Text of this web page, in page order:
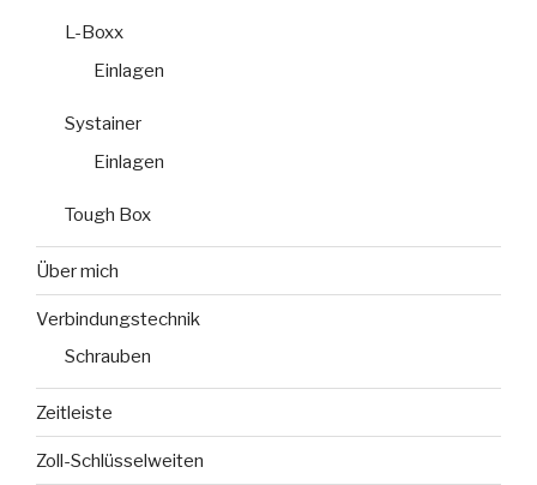
L-Boxx
Einlagen
Systainer
Einlagen
Tough Box
Über mich
Verbindungstechnik
Schrauben
Zeitleiste
Zoll-Schlüsselweiten